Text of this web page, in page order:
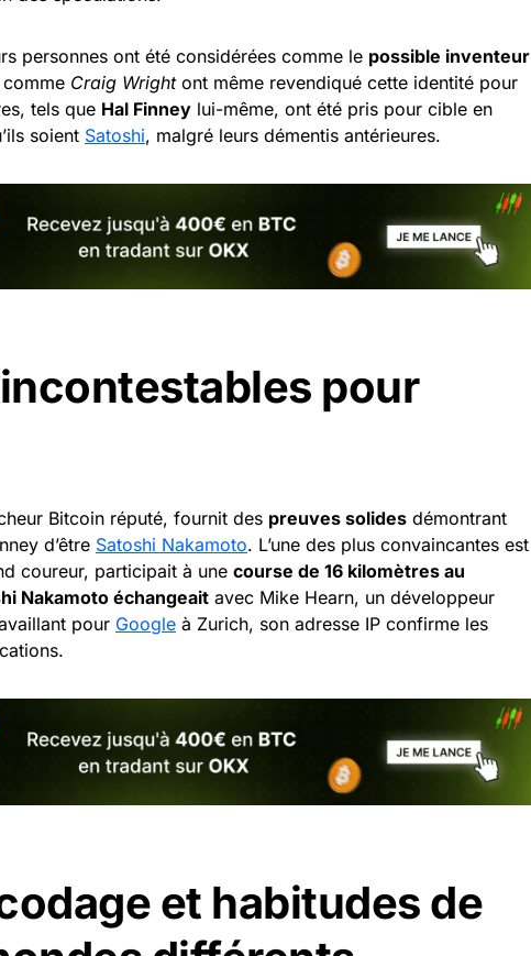
personnes ont été considérées comme le possible inventeur
Craig Wrightont même revendiqué cette identité pour
tels que Hal Finney lui-même, ont été pris pour cible en
soient Satoshi, malgré leurs démentis antérieures.
pour
Bitcoin réputé, fournit des preuves solides démontrant
d’être Satoshi Nakamoto. L’une des plus convaincantes est
coureur, participait à une course de 16 kilomètres au
Nakamoto échangeait avec Mike Hearn, un développeur
pour Google à Zurich, son adresse IP confirme les
et habitudes de